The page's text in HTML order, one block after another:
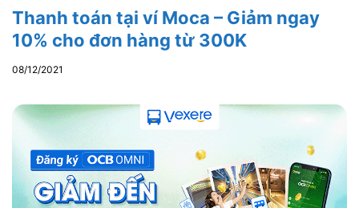
Thanh toán tại ví Moca – Giảm ngay
10% cho đơn hàng từ 300K
08/12/2021